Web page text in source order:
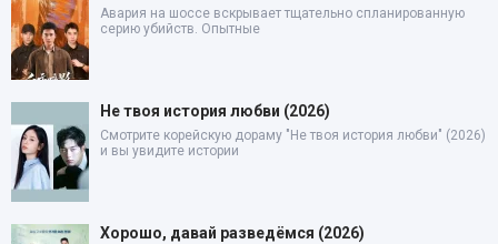
Авария на шоссе вскрывает тщательно спланированную
серию убийств. Опытные
Не твоя история любви (2026)
Смотрите корейскую дораму "Не твоя история любви" (2026)
и вы увидите истории
Хорошо, давай разведёмся (2026)